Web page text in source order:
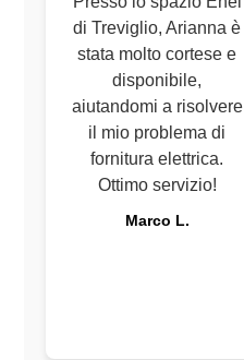
di Treviglio, Arianna è
stata molto cortese e
disponibile,
aiutandomi a risolvere
il mio problema di
fornitura elettrica.
Ottimo servizio!
Marco L.